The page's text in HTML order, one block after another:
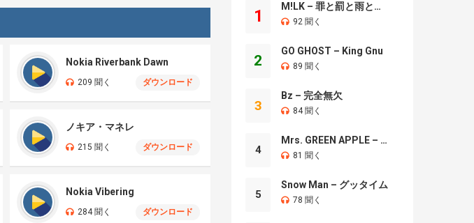
Nokia Riverbank Dawn
209 聞く ダウンロード
ノキア・マネレ
215 聞く ダウンロード
Nokia Vibering
284 聞く ダウンロード
1
M!LK – 罪と罰と雨とキス
92 聞く
2
GO GHOST – King Gnu
89 聞く
3
Bz – 完全無欠
84 聞く
4
Mrs. GREEN APPLE – Brand New
81 聞く
5
Snow Man – グッタイム
78 聞く